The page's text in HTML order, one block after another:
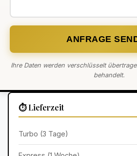
ANFRAGE
Ihre Daten werden verschlüsselt
behandelt.
⏱️ Lieferzeit
Turbo (3 Tage)